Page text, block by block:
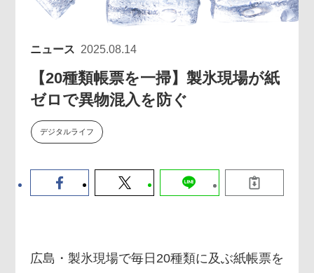
サイトマップ
個人情報保護法について
採用情報
ト時代、日本企業は何から始める
新潮流から学ぶ〜
セミナー
【8/12開催】「イノベーションを
～
2026-06-10
ニュース 2025.08.14
【20種類帳票を一掃】製氷現場が紙
ゼロで異物混入を防ぐ
デジタルライフ
広島・製氷現場で毎日20種類に及ぶ紙帳票を